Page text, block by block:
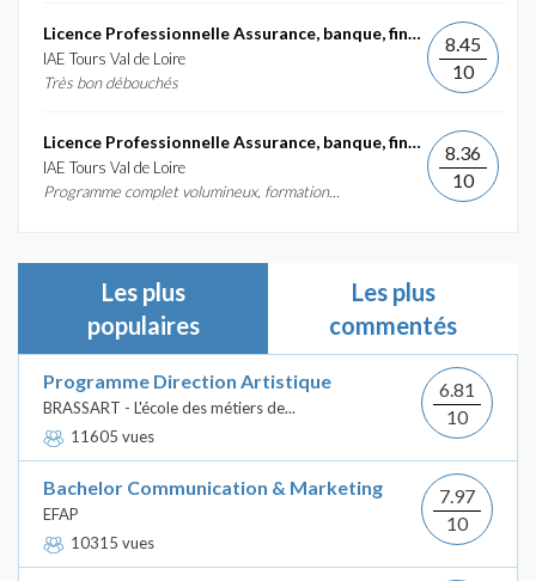
Licence Professionnelle Assurance, banque, finance :...
IAE Tours Val de Loire
Très bon débouchés
8.45
10
Licence Professionnelle Assurance, banque, finance :...
IAE Tours Val de Loire
Programme complet volumineux, formation...
8.36
10
Les plus
populaires
Les plus
commentés
Programme Direction Artistique
BRASSART - L'école des métiers de...
11605 vues
6.81
10
Bachelor Communication & Marketing
EFAP
10315 vues
7.97
10